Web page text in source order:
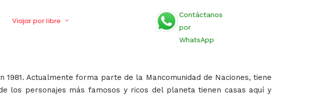
Viajar por libre
Contáctanos
por
WhatsApp
1981. Actualmente forma parte de la Mancomunidad de Naciones, tiene
los personajes más famosos y ricos del planeta tienen casas aquí y